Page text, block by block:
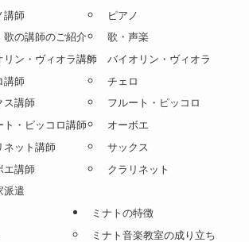
講師
歌の講師のご紹介
リン・ヴィオラ講師
講師
ス講師
ト・ピッコロ講師
ネット講師
エ講師
派遣
ピアノ
歌・声楽
バイオリン・ヴィオラ
チェロ
フルート・ピッコロ
オーボエ
サックス
クラリネット
ミナトの特徴
ミナト音楽教室の成り立ち